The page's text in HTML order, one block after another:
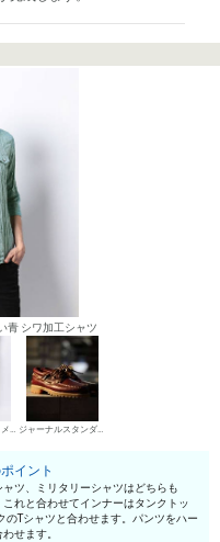
青 シワ加工シャツ
ギルドプライム メンズ チノパン・綿パン ジャーナルスタンダード デッキシューズ
イント
ツ、ミリタリーシャツはどちらも
れと合わせてインナーはタンクトッ
のTシャツと合わせます。パンツをハー
せます。